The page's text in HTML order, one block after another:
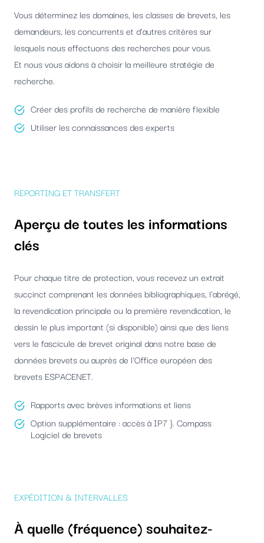
Vous déterminez les domaines, les classes de brevets, les
demandeurs, les concurrents et d'autres critères sur
lesquels nous effectuons des recherches pour vous.
Et nous vous aidons à choisir la meilleure stratégie de
recherche.
Créer des profils de recherche de manière flexible
Utiliser les connaissances des experts
REPORTING ET TRANSFERT
Aperçu de toutes les informations
clés
Pour chaque titre de protection, vous recevez un extrait
succinct comprenant les données bibliographiques, l'abrégé,
la revendication principale ou la première revendication, le
dessin le plus important (si disponible) ainsi que des liens
vers le fascicule de brevet original dans notre base de
données brevets ou auprès de l'Office européen des
brevets ESPACENET.
Rapports avec brèves informations et liens
Option supplémentaire : accès à IP7 }. Compass
Logiciel de brevets
EXPÉDITION & INTERVALLES
À quelle (fréquence) souhaitez-